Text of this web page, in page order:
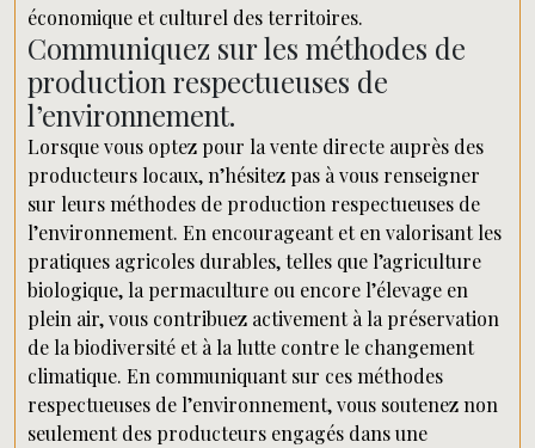
économique et culturel des territoires.
Communiquez sur les méthodes de
production respectueuses de
l’environnement.
Lorsque vous optez pour la vente directe auprès des
producteurs locaux, n’hésitez pas à vous renseigner
sur leurs méthodes de production respectueuses de
l’environnement. En encourageant et en valorisant les
pratiques agricoles durables, telles que l’agriculture
biologique, la permaculture ou encore l’élevage en
plein air, vous contribuez activement à la préservation
de la biodiversité et à la lutte contre le changement
climatique. En communiquant sur ces méthodes
respectueuses de l’environnement, vous soutenez non
seulement des producteurs engagés dans une